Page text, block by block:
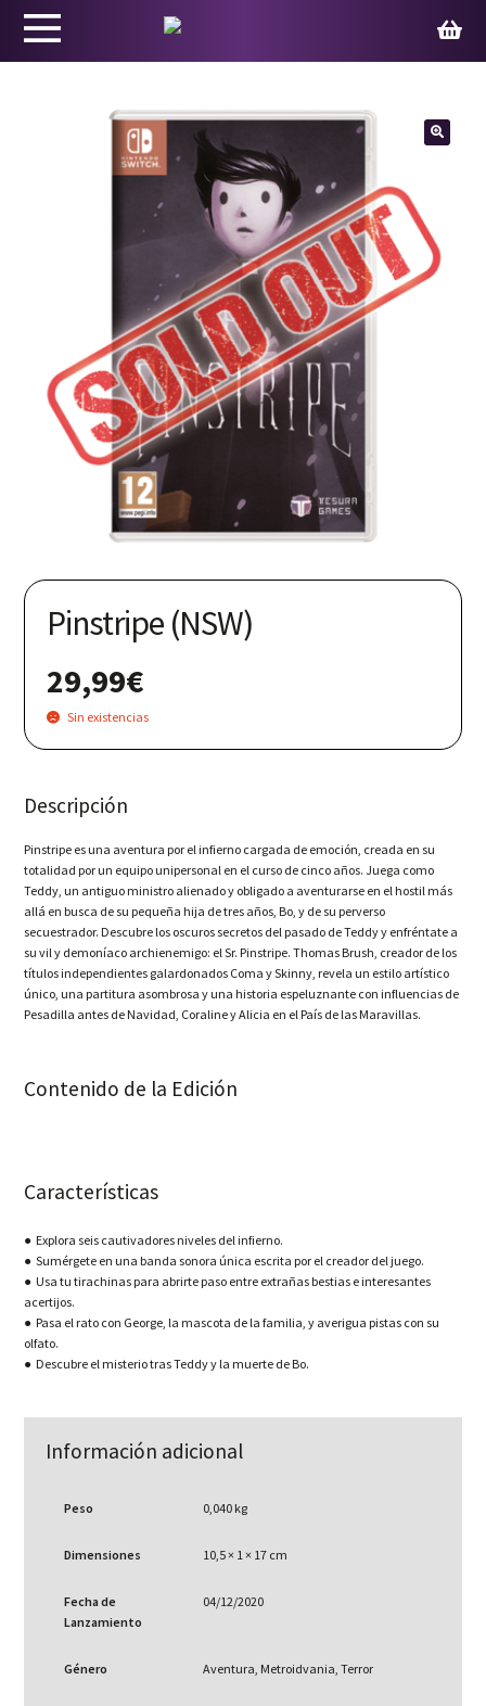
Pinstripe (NSW)
29,99€
Sin existencias
Descripción
Pinstripe es una aventura por el infierno cargada de emoción, creada en su
totalidad por un equipo unipersonal en el curso de cinco años. Juega como
Teddy, un antiguo ministro alienado y obligado a aventurarse en el hostil más
allá en busca de su pequeña hija de tres años, Bo, y de su perverso
secuestrador. Descubre los oscuros secretos del pasado de Teddy y enfréntate a
su vil y demoníaco archienemigo: el Sr. Pinstripe. Thomas Brush, creador de los
títulos independientes galardonados Coma y Skinny, revela un estilo artístico
único, una partitura asombrosa y una historia espeluznante con influencias de
Pesadilla antes de Navidad, Coraline y Alicia en el País de las Maravillas.
Contenido de la Edición
Características
● Explora seis cautivadores niveles del infierno.
● Sumérgete en una banda sonora única escrita por el creador del juego.
● Usa tu tirachinas para abrirte paso entre extrañas bestias e interesantes
acertijos.
● Pasa el rato con George, la mascota de la familia, y averigua pistas con su
olfato.
● Descubre el misterio tras Teddy y la muerte de Bo.
Información adicional
Peso 0,040 kg
Dimensiones 10,5 × 1 × 17 cm
Fecha de
Lanzamiento
04/12/2020
Género Aventura, Metroidvania, Terror
Productos
Juegos
Ed. Coleccionista
Merchandising
Contacto
Carrito
Nuestras redes: